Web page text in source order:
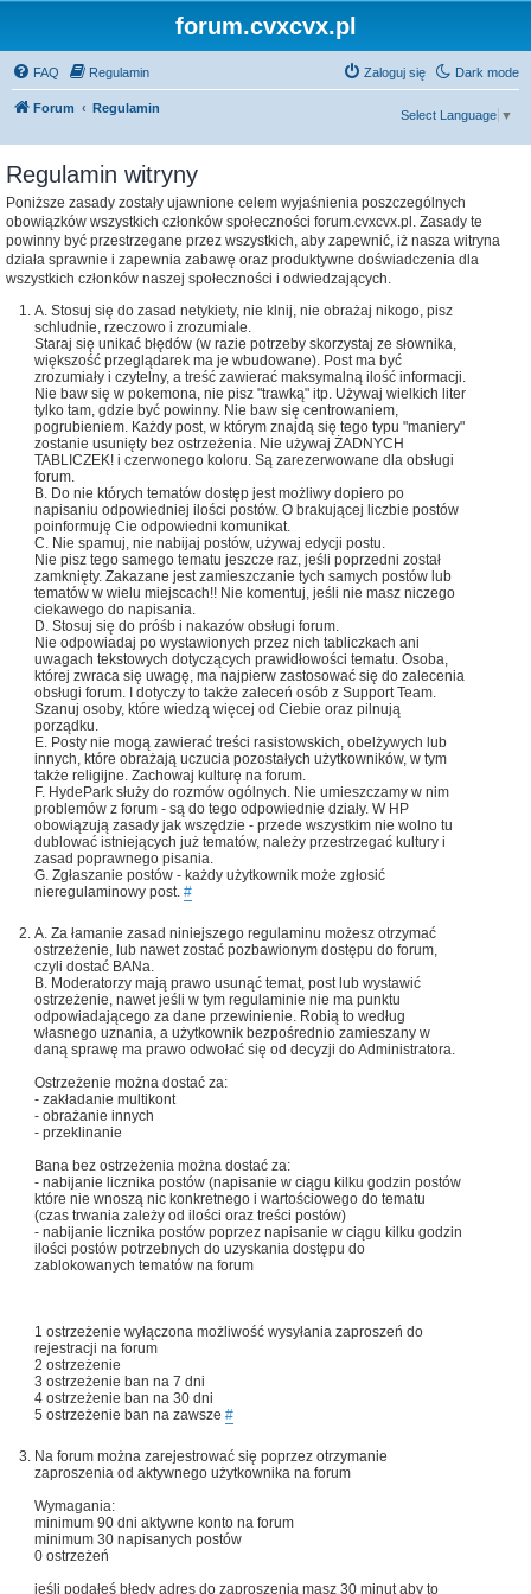
forum.cvxcvx.pl
Dark mode
FAQ Regulamin Zaloguj się
Forum Regulamin
Select Language ▼
Regulamin witryny
Poniższe zasady zostały ujawnione celem wyjaśnienia poszczególnych
obowiązków wszystkich członków społeczności forum.cvxcvx.pl. Zasady te
powinny być przestrzegane przez wszystkich, aby zapewnić, iż nasza witryna
działa sprawnie i zapewnia zabawę oraz produktywne doświadczenia dla
wszystkich członków naszej społeczności i odwiedzających.
A. Stosuj się do zasad netykiety, nie klnij, nie obrażaj nikogo, pisz
schludnie, rzeczowo i zrozumiale.
Staraj się unikać błędów (w razie potrzeby skorzystaj ze słownika,
większość przeglądarek ma je wbudowane). Post ma być
zrozumiały i czytelny, a treść zawierać maksymalną ilość informacji.
Nie baw się w pokemona, nie pisz "trawką" itp. Używaj wielkich liter
tylko tam, gdzie być powinny. Nie baw się centrowaniem,
pogrubieniem. Każdy post, w którym znajdą się tego typu "maniery"
zostanie usunięty bez ostrzeżenia. Nie używaj ŻADNYCH
TABLICZEK! i czerwonego koloru. Są zarezerwowane dla obsługi
forum.
B. Do nie których tematów dostęp jest możliwy dopiero po
napisaniu odpowiedniej ilości postów. O brakującej liczbie postów
poinformuję Cie odpowiedni komunikat.
C. Nie spamuj, nie nabijaj postów, używaj edycji postu.
Nie pisz tego samego tematu jeszcze raz, jeśli poprzedni został
zamknięty. Zakazane jest zamieszczanie tych samych postów lub
tematów w wielu miejscach!! Nie komentuj, jeśli nie masz niczego
ciekawego do napisania.
D. Stosuj się do próśb i nakazów obsługi forum.
Nie odpowiadaj po wystawionych przez nich tabliczkach ani
uwagach tekstowych dotyczących prawidłowości tematu. Osoba,
której zwraca się uwagę, ma najpierw zastosować się do zalecenia
obsługi forum. I dotyczy to także zaleceń osób z Support Team.
Szanuj osoby, które wiedzą więcej od Ciebie oraz pilnują
porządku.
E. Posty nie mogą zawierać treści rasistowskich, obelżywych lub
innych, które obrażają uczucia pozostałych użytkowników, w tym
także religijne. Zachowaj kulturę na forum.
F. HydePark służy do rozmów ogólnych. Nie umieszczamy w nim
problemów z forum - są do tego odpowiednie działy. W HP
obowiązują zasady jak wszędzie - przede wszystkim nie wolno tu
dublować istniejących już tematów, należy przestrzegać kultury i
zasad poprawnego pisania.
G. Zgłaszanie postów - każdy użytkownik może zgłosić
nieregulaminowy post. #
A. Za łamanie zasad niniejszego regulaminu możesz otrzymać
ostrzeżenie, lub nawet zostać pozbawionym dostępu do forum,
czyli dostać BANa.
B. Moderatorzy mają prawo usunąć temat, post lub wystawić
ostrzeżenie, nawet jeśli w tym regulaminie nie ma punktu
odpowiadającego za dane przewinienie. Robią to według
własnego uznania, a użytkownik bezpośrednio zamieszany w
daną sprawę ma prawo odwołać się od decyzji do Administratora.
Ostrzeżenie można dostać za:
- zakładanie multikont
- obrażanie innych
- przeklinanie
Bana bez ostrzeżenia można dostać za:
- nabijanie licznika postów (napisanie w ciągu kilku godzin postów
które nie wnoszą nic konkretnego i wartościowego do tematu
(czas trwania zależy od ilości oraz treści postów)
- nabijanie licznika postów poprzez napisanie w ciągu kilku godzin
ilości postów potrzebnych do uzyskania dostępu do
zablokowanych tematów na forum
1 ostrzeżenie wyłączona możliwość wysyłania zaproszeń do
rejestracji na forum
2 ostrzeżenie
3 ostrzeżenie ban na 7 dni
4 ostrzeżenie ban na 30 dni
5 ostrzeżenie ban na zawsze #
Na forum można zarejestrować się poprzez otrzymanie
zaproszenia od aktywnego użytkownika na forum
Wymagania:
minimum 90 dni aktywne konto na forum
minimum 30 napisanych postów
0 ostrzeżeń
jeśli podałeś błędy adres do zaproszenia masz 30 minut aby to